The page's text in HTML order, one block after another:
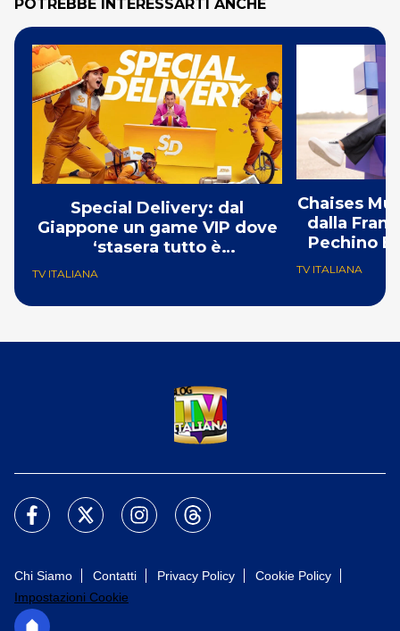
POTREBBE INTERESSARTI ANCHE
Special Delivery: dal
Giappone un game VIP dove
‘stasera tutto è
TV ITALIANA
Chaises
dalla
Pechino
TV ITALIANA
Chi Siamo Contatti Privacy Policy
Cookie Policy
Impostazioni Cookie